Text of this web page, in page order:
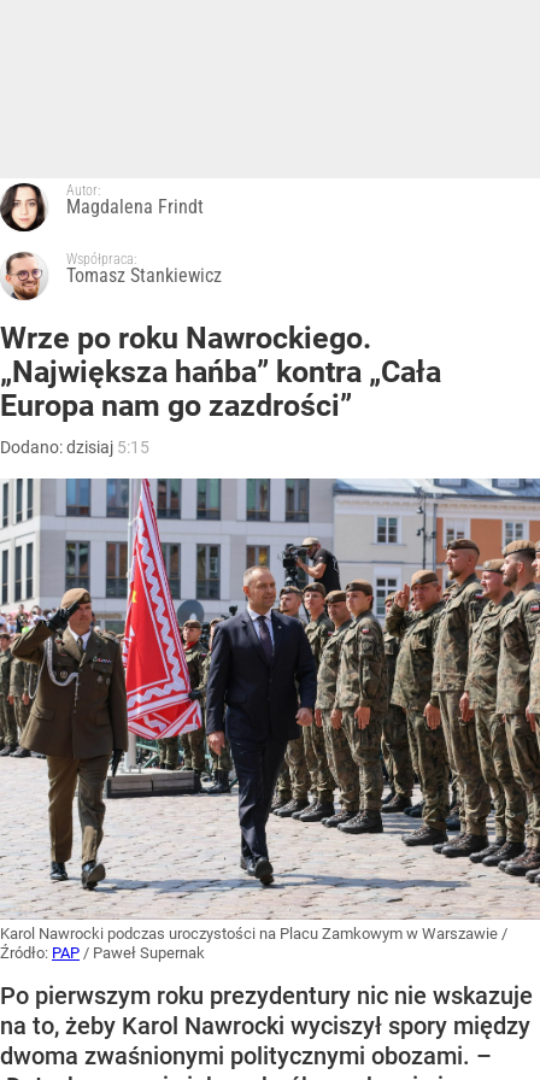
Autor:
Magdalena Frindt
Współpraca:
Tomasz Stankiewicz
Wrze po roku Nawrockiego.
„Największa hańba” kontra „Cała
Europa nam go zazdrości”
Dodano:dzisiaj 5:15
Karol Nawrocki podczas uroczystości na Placu Zamkowym w Warszawie /
Źródło: PAP / Paweł Supernak
Po pierwszym roku prezydentury nic nie wskazuje
na to, żeby Karol Nawrocki wyciszył spory między
dwoma zwaśnionymi politycznymi obozami. –